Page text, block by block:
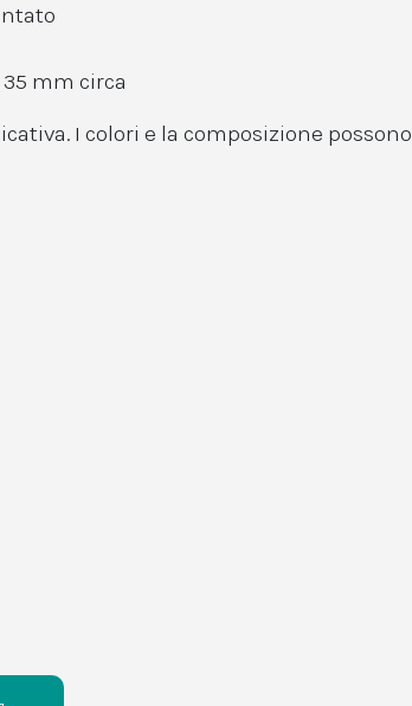
35 mm circa
I colori e la composizione possono